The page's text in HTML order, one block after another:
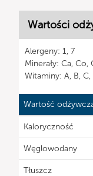
Wartości
Alergeny: 1, 7
Minerały: Ca, Co,
Witaminy: A, B, C,
Wartość
Kaloryczność
Węglowodany
Tłuszcz